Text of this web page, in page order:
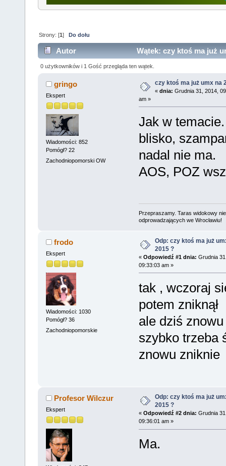
Strony: [1] Do dołu
Autor
Wątek: czy ktoś ma już
razy)
0 użytkowników i 1 Gość przegląda ten wątek.
gringo
Ekspert
Wiadomości: 852
Pomógł? 22
Zachodniopomorski OW
czy ktoś ma już umx na
« dnia: Grudnia 31, 2014,
am »
Jak w
blisko,
nadal nie ma.
AOS, POZ
Przepraszamy. Taras widokowy
odprowadzających we Wrocławiu!
frodo
Ekspert
Wiadomości: 1030
Pomógł? 36
Zachodniopomorskie
Odp: czy ktoś ma już
2015 ?
« Odpowiedź #1 dnia: Grudnia
09:33:03 am »
tak , wczoraj
potem zniknął
ale dziś znowu
szybko trzeba
znowu zniknie
Profesor Wilczur
Ekspert
Odp: czy ktoś ma już
2015 ?
« Odpowiedź #2 dnia: Grudnia
09:36:01 am »
Ma.